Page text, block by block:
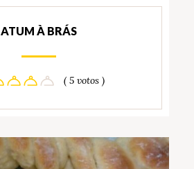
ATUM À BRÁS
( 5 votos )